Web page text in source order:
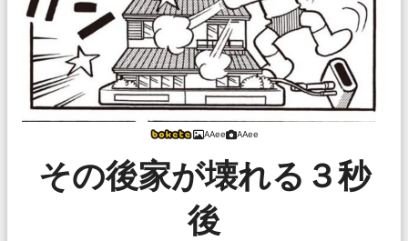
AAee AAee
その後家が壊れる３秒
後